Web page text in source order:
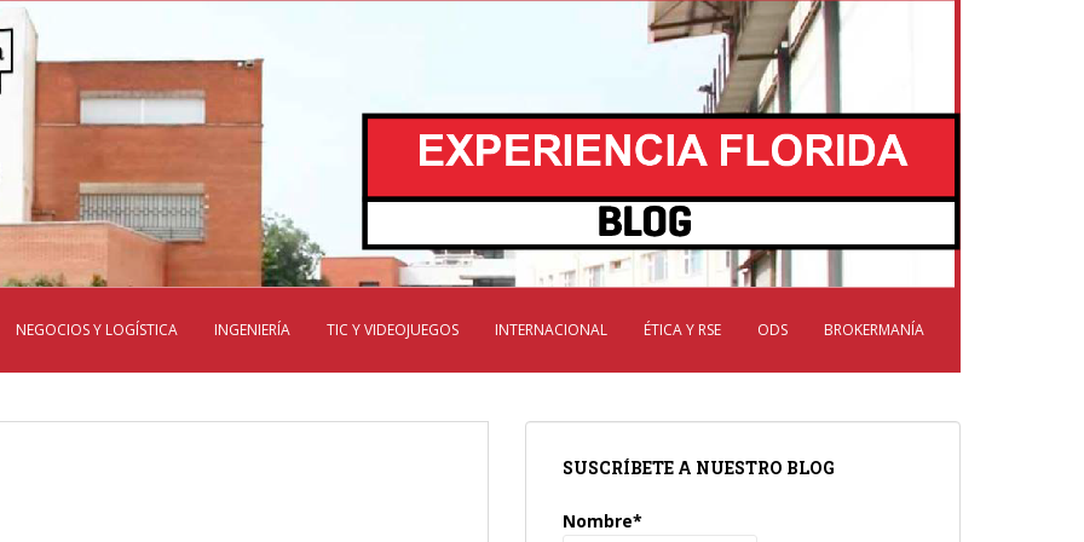
NEGOCIOS Y LOGÍSTICA INGENIERÍA TIC Y VIDEOJUEGOS INTERNACIONAL ÉTICA Y RSE ODS BROKERMANÍA
SUSCRÍBETE A NUESTRO BLOG
Nombre*